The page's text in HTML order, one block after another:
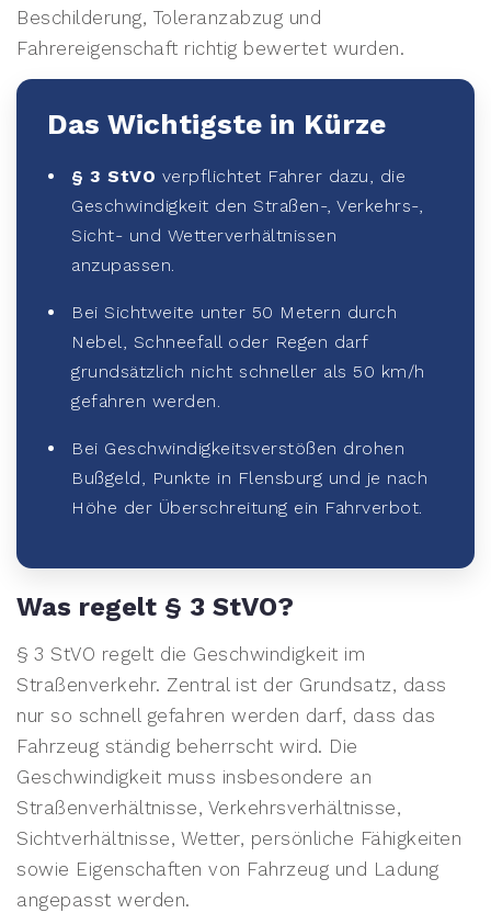
Beschilderung, Toleranzabzug und
Fahrereigenschaft richtig bewertet wurden.
Das Wichtigste in Kürze
§ 3 StVO verpflichtet Fahrer dazu, die
Geschwindigkeit den Straßen-, Verkehrs-,
Sicht- und Wetterverhältnissen
anzupassen.
Bei Sichtweite unter 50 Metern durch
Nebel, Schneefall oder Regen darf
grundsätzlich nicht schneller als 50 km/h
gefahren werden.
Bei Geschwindigkeitsverstößen drohen
Bußgeld, Punkte in Flensburg und je nach
Höhe der Überschreitung ein Fahrverbot.
Was regelt § 3 StVO?
§ 3 StVO regelt die Geschwindigkeit im
Straßenverkehr. Zentral ist der Grundsatz, dass
nur so schnell gefahren werden darf, dass das
Fahrzeug ständig beherrscht wird. Die
Geschwindigkeit muss insbesondere an
Straßenverhältnisse, Verkehrsverhältnisse,
Sichtverhältnisse, Wetter, persönliche Fähigkeiten
sowie Eigenschaften von Fahrzeug und Ladung
angepasst werden.